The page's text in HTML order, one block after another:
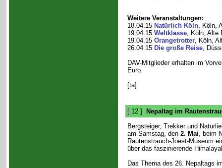
Weitere Veranstaltungen:
18.04.15 Natürlich Köln, Köln,
19.04.15 Weltklasse, Köln, Alte
19.04.15 Orangetrotter, Köln,
26.04.15 Die große Reise,
DAV-Mitglieder erhalten im
Euro.
[ta]
[ 12 ]
Nepaltag im
Bergsteiger, Trekker und
am Samstag, den 2. Mai, beim
Rautenstrauch-Joest-Museum
über das faszinierende
Das Thema des 26. Nepaltags